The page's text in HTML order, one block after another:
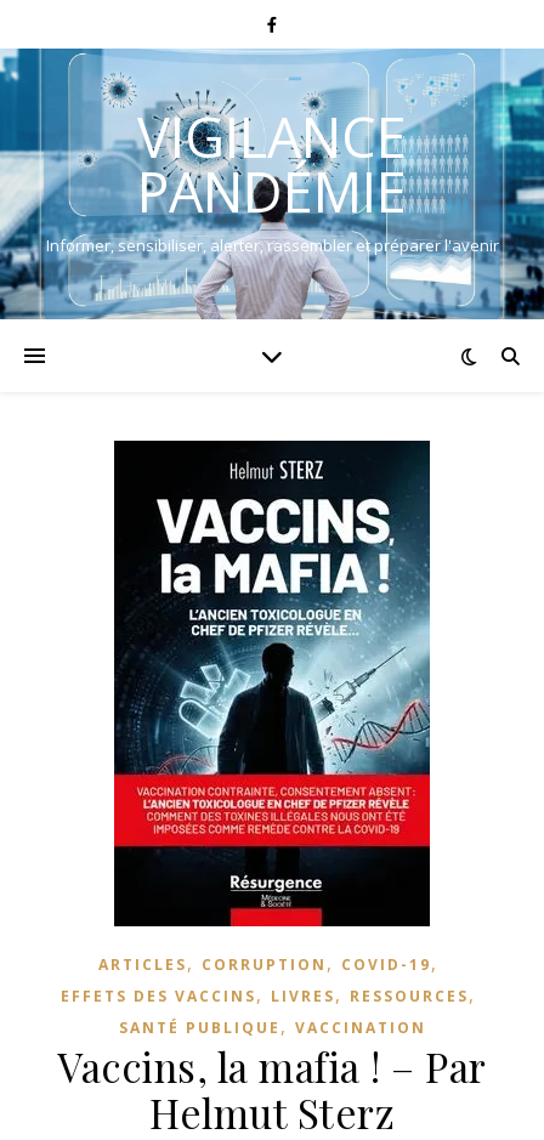
VIGILANCE
PANDÉMIE
Informer, sensibiliser, alerter, rassembler et préparer l'avenir
ARTICLES, CORRUPTION , COVID-19,
EFFETS DES VACCINS, LIVRES, RESSOURCES,
SANTÉ PUBLIQUE , VACCINATION
Vaccins, la mafia ! – Par
Helmut Sterz